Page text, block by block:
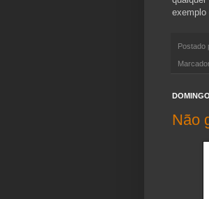
exemplo
Postado
Não